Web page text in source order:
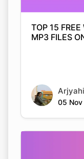
TOP 15
MP3 FILES
05 Nov